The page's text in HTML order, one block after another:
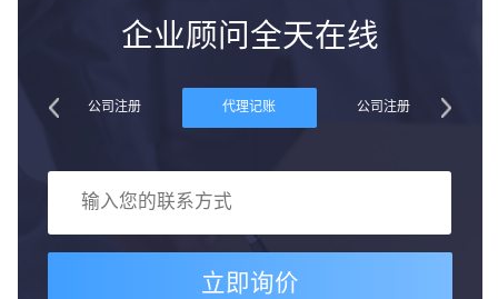
企业顾问全天在线
公司注册 代理记账 公司注册
立即询价